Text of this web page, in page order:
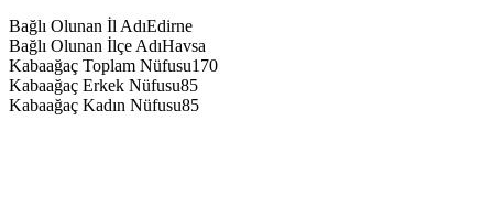
Bağlı Olunan İl AdıEdirne
Bağlı Olunan İlçe AdıHavsa
Kabaağaç Toplam Nüfusu170
Kabaağaç Erkek Nüfusu85
Kabaağaç Kadın Nüfusu85